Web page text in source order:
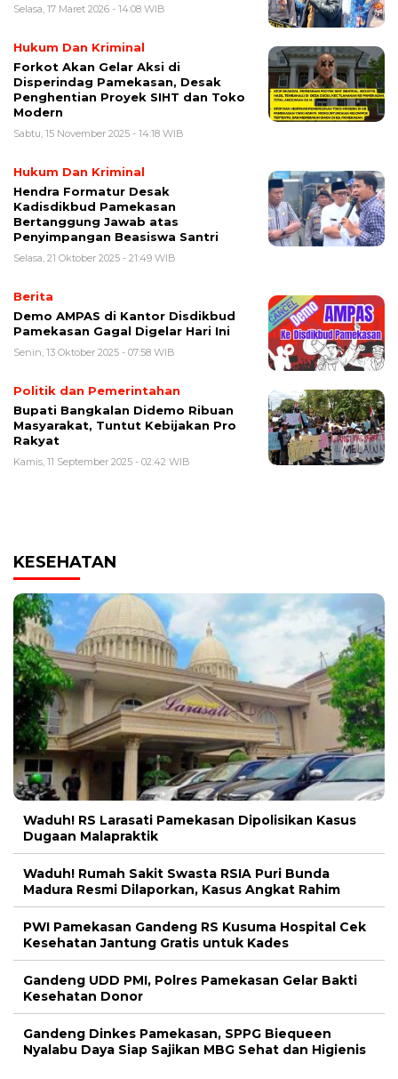
Selasa, 17 Maret 2026 - 14:08 WIB
Hukum Dan Kriminal
Forkot Akan Gelar Aksi di
Disperindag Pamekasan, Desak
Penghentian Proyek SIHT dan Toko
Modern
Sabtu, 15 November 2025 - 14:18 WIB
Hukum Dan Kriminal
Hendra Formatur Desak
Kadisdikbud Pamekasan
Bertanggung Jawab atas
Penyimpangan Beasiswa Santri
Selasa, 21 Oktober 2025 - 21:49 WIB
Berita
Demo AMPAS di Kantor Disdikbud
Pamekasan Gagal Digelar Hari Ini
Senin, 13 Oktober 2025 - 07:58 WIB
Politik dan Pemerintahan
Bupati Bangkalan Didemo Ribuan
Masyarakat, Tuntut Kebijakan Pro
Rakyat
Kamis, 11 September 2025 - 02:42 WIB
KESEHATAN
Waduh! RS Larasati Pamekasan Dipolisikan Kasus
Dugaan Malapraktik
Waduh! Rumah Sakit Swasta RSIA Puri Bunda
Madura Resmi Dilaporkan, Kasus Angkat Rahim
PWI Pamekasan Gandeng RS Kusuma Hospital Cek
Kesehatan Jantung Gratis untuk Kades
Gandeng UDD PMI, Polres Pamekasan Gelar Bakti
Kesehatan Donor
Gandeng Dinkes Pamekasan, SPPG Biequeen
Nyalabu Daya Siap Sajikan MBG Sehat dan Higienis